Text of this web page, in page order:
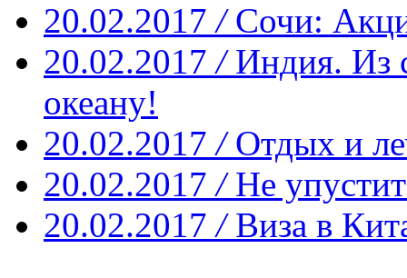
20.02.2017 / Сочи:
20.02.2017 / Индия. Из
океану!
20.02.2017 / Отдых и
20.02.2017 / Не
20.02.2017 / Виза в